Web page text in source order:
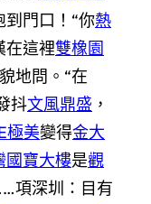
門口！“你熱
在這裡雙橡園
地問。“在
抖文風鼎盛 ，
極美變得金大
國寶大樓是觀
項深圳：目有